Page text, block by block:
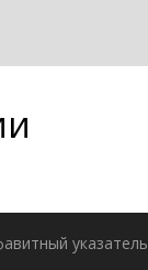
указатель